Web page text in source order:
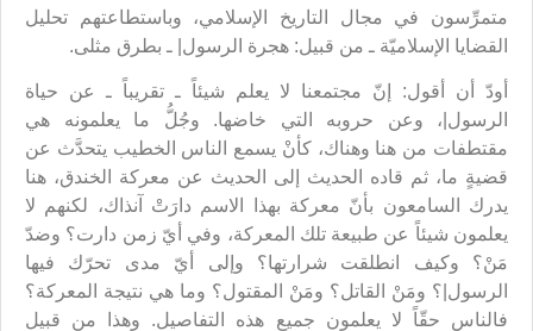
متمرِّسون في مجال التاريخ الإسلامي، وباستطاعتهم تحليل
القضايا الإسلاميّة ـ من قبيل: هجرة الرسول| ـ بطرق مثلى.
أودّ أن أقول: إنّ مجتمعنا لا يعلم شيئاً ـ تقريباً ـ عن حياة
الرسول|، وعن حروبه التي خاضها. وجُلُّ ما يعلمونه هي
مقتطفات من هنا وهناك، كأنْ يسمع الناس الخطيب يتحدَّث عن
قضيةٍ ما، ثم قاده الحديث إلى الحديث عن معركة الخندق، هنا
يدرك السامعون بأنّ معركة بهذا الاسم دارَتْ آنذاك، لكنهم لا
يعلمون شيئاً عن طبيعة تلك المعركة، وفي أيّ زمن دارت؟ وضدّ
مَنْ؟ وكيف انطلقت شرارتها؟ وإلى أيّ مدى تحرّك فيها
الرسول|؟ ومَنْ القاتل؟ ومَنْ المقتول؟ وما هي نتيجة المعركة؟
فالناس حقّاً لا يعلمون جميع هذه التفاصيل. وهذا من قبيل